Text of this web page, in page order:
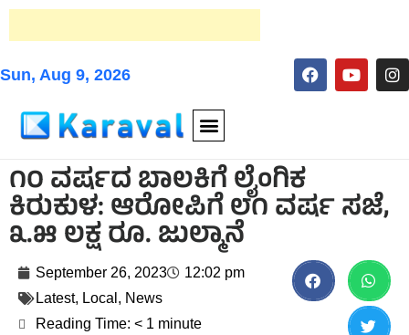
Sun, Aug 9, 2026
೧೦ ವರ್ಷದ ಬಾಲಕಿಗೆ ಲೈಂಗಿಕ
ಕಿರುಕುಳ: ಆರೋಪಿಗೆ ೮೧ ವರ್ಷ ಸಜೆ,
೩.೫ ಲಕ್ಷ ರೂ. ಜುಲ್ಮಾನೆ
September 26, 2023
12:02 pm
Latest, Local , News
Reading Time: < 1 minute